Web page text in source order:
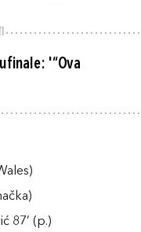
'“Ova
87’ (p.)